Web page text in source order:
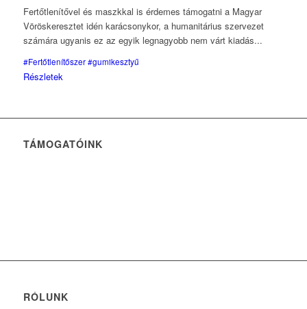
Fertőtlenítővel és maszkkal is érdemes támogatni a Magyar
Vöröskeresztet idén karácsonykor, a humanitárius szervezet
számára ugyanis ez az egyik legnagyobb nem várt kiadás...
#Fertőtlenítőszer #gumikesztyű
Részletek
TÁMOGATÓINK
RÓLUNK